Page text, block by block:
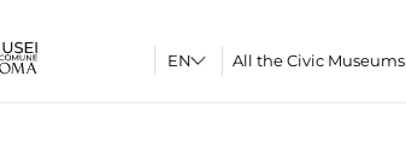
All the Civic Museums